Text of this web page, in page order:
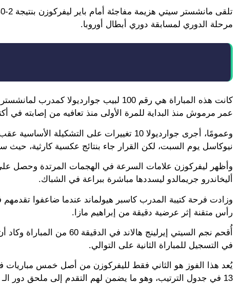
مرحلة الدوري لمسابقة دوري أبطال أوروبا.
كانت هذه المباراة هي رقم 100 لبيب
عمر مرموش منذ البداية للمرة الأولى منذ تعافيه من إصابته في
وعمومًا، أجرى جوارديولا 10 تغييرات على
نيوكاسل يوم السبت، لكن القرار جاء بنتائج عكسية كارثية، حيث
وأظهر ليفركوزن علامات السرعة في الهجمات المرتدة وحصل على
أليخاندرو جريمالدو ليسددها مباشرة ببراعة في الشباك.
رأس متقنة إثر عرضية دقيقة من إبراهيم مازا.
في التسجيل للمباراة الثانية على التوالي.
يُعد هذا الفوز هو الثاني فقط لليفركوزن من أصل خمس مباريات
13 في جدول الترتيب، وهو ما يضمن لهم التقدم إلى ملحق دور الـ 16.